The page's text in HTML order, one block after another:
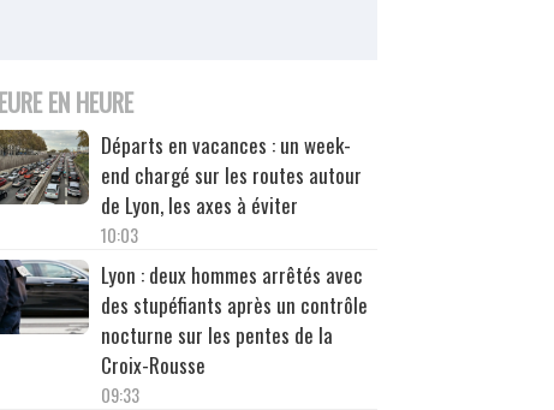
EN HEURE
Départs en vacances : un week-
end chargé sur les routes autour
de Lyon, les axes à éviter
10:03
Lyon : deux hommes arrêtés avec
des stupéfiants après un contrôle
nocturne sur les pentes de la
Croix-Rousse
09:33